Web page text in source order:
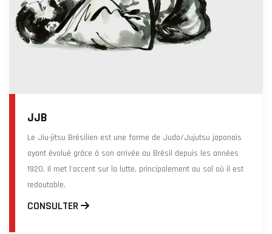
JJB
Le Jiu-jitsu Brésilien est une forme de Judo/Jujutsu japonais
ayant évolué grâce à son arrivée au Brésil depuis les années
1920. Il met l'accent sur la lutte, principalement au sol où il est
redoutable.
CONSULTER